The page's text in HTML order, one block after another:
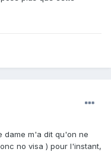
dame m'a dit qu'on ne
no visa ) pour l'instant,